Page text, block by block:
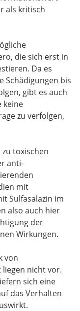
als kritisch
die sich erst in
Da es
Schädigungen bis
gibt es auch
keine
zu verfolgen,
toxischen
anti-
mit
Sulfasalazin im
also auch hier
der
Wirkungen.
von
nicht vor.
sich eine
das Verhalten